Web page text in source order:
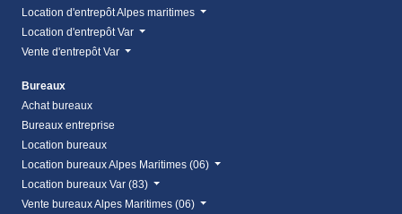
Location d'entrepôt Alpes maritimes
Location d'entrepôt Var
Vente d'entrepôt Var
Bureaux
Achat bureaux
Bureaux entreprise
Location bureaux
Location bureaux Alpes Maritimes (06)
Location bureaux Var (83)
Vente bureaux Alpes Maritimes (06)